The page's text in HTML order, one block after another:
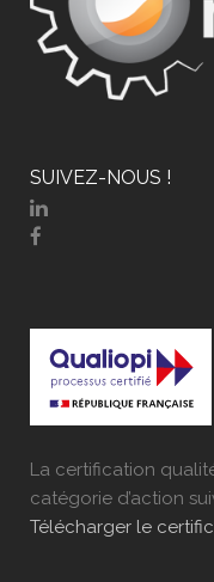
SUIVEZ-NOUS !
La certification
catégorie d’action
Télécharger le